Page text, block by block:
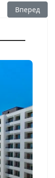
Серебряный
Вперед